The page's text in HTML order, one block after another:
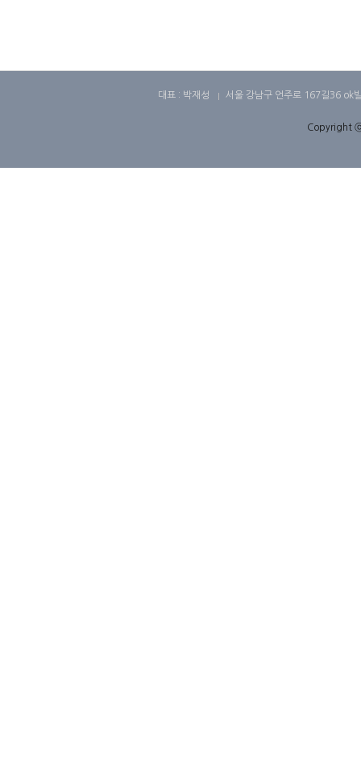
대표 : 박재성 서울 강남구 언주로 167길36 ok
Copyright